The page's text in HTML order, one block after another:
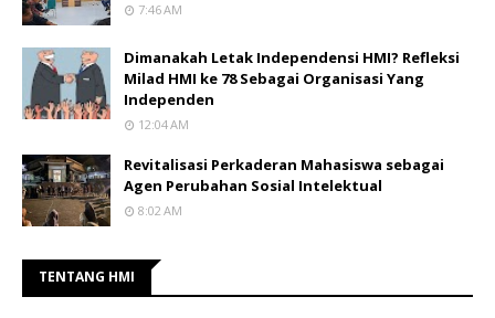
7:46 AM
Dimanakah Letak Independensi HMI? Refleksi
Milad HMI ke 78 Sebagai Organisasi Yang
Independen
12:04 AM
Revitalisasi Perkaderan Mahasiswa sebagai
Agen Perubahan Sosial Intelektual
8:02 AM
TENTANG HMI